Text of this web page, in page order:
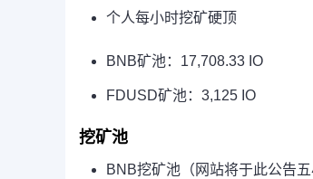
个人每小时挖矿硬顶
BNB矿池：17,708.33 IO
FDUSD矿池：3,125 IO
挖矿池
BNB挖矿池（网站将于此公告